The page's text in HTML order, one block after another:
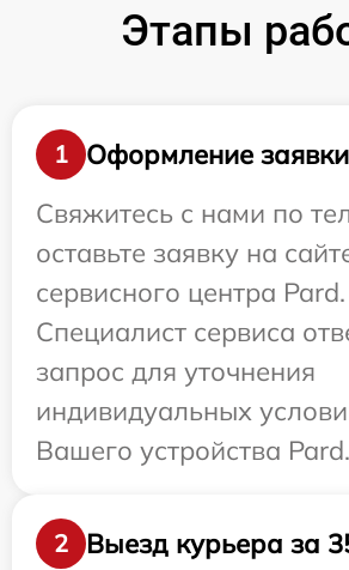
Этапы
1
Оформление заявки
Свяжитесь с нами по
оставьте заявку на
сервисного центра Pard.
Специалист сервиса
запрос для уточнения
индивидуальных
Вашего устройства Pard.
2 Выезд курьера за